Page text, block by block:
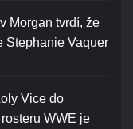
Morgan tvrdí, že
Stephanie Vaquer
Vice do
WWE je